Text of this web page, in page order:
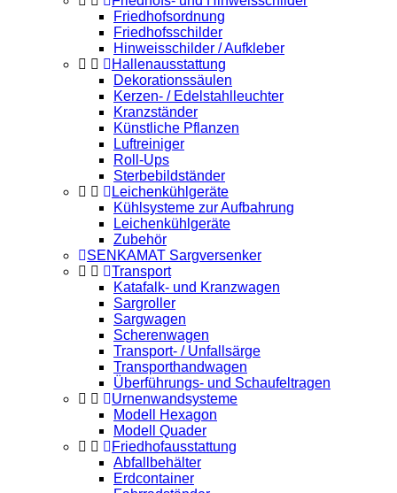
Friedhofsordnung
Friedhofsschilder
Hinweisschilder / Aufkleber
Hallenausstattung
Dekorationssäulen
Kerzen- / Edelstahlleuchter
Kranzständer
Künstliche Pflanzen
Luftreiniger
Roll-Ups
Sterbebildständer
Leichenkühlgeräte
Kühlsysteme zur Aufbahrung
Leichenkühlgeräte
Zubehör
SENKAMAT Sargversenker
Transport
Katafalk- und Kranzwagen
Sargroller
Sargwagen
Scherenwagen
Transport- / Unfallsärge
Transporthandwagen
Überführungs- und Schaufeltragen
Urnenwandsysteme
Modell Hexagon
Modell Quader
Friedhofausstattung
Abfallbehälter
Erdcontainer